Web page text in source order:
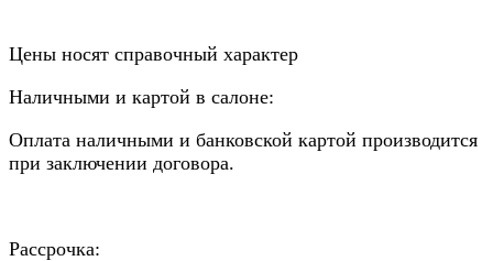
Цены носят справочный характер
Наличными и картой в салоне:
Оплата наличными и банковской картой производится
при заключении договора.
Рассрочка: